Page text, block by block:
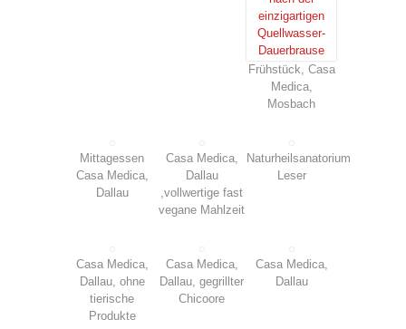
Frühstück, Casa
Medica,
Mosbach
Mittagessen
Casa Medica,
Dallau
Casa Medica,
Dallau
,vollwertige fast
vegane Mahlzeit
Naturheilsanatorium
Leser
Casa Medica,
Dallau, ohne
tierische
Produkte
Casa Medica,
Dallau, gegrillter
Chicoore
Casa Medica,
Dallau